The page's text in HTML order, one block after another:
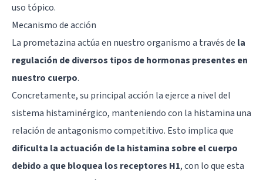
uso tópico.
Mecanismo de acción
La prometazina actúa en nuestro organismo a través de la
regulación de diversos tipos de hormonas presentes en
nuestro cuerpo.
Concretamente, su principal acción la ejerce a nivel del
sistema histaminérgico, manteniendo con la histamina una
relación de antagonismo competitivo. Esto implica que
dificulta la actuación de la histamina sobre el cuerpo
debido a que bloquea los receptores H1, con lo que esta